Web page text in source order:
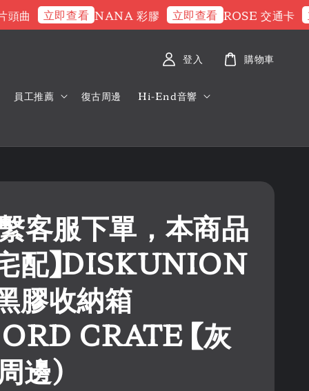
立即查看 NANA 彩膠 立即查看 ROSE 交通卡 立即
員工推薦 復古周邊 Hi-End音響
登入 購物車
客服下單，本商品
配】DISKUNION
膠收納箱
CRATE 【灰
邊)